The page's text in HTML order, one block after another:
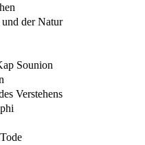
der Natur
Sounion
Verstehens